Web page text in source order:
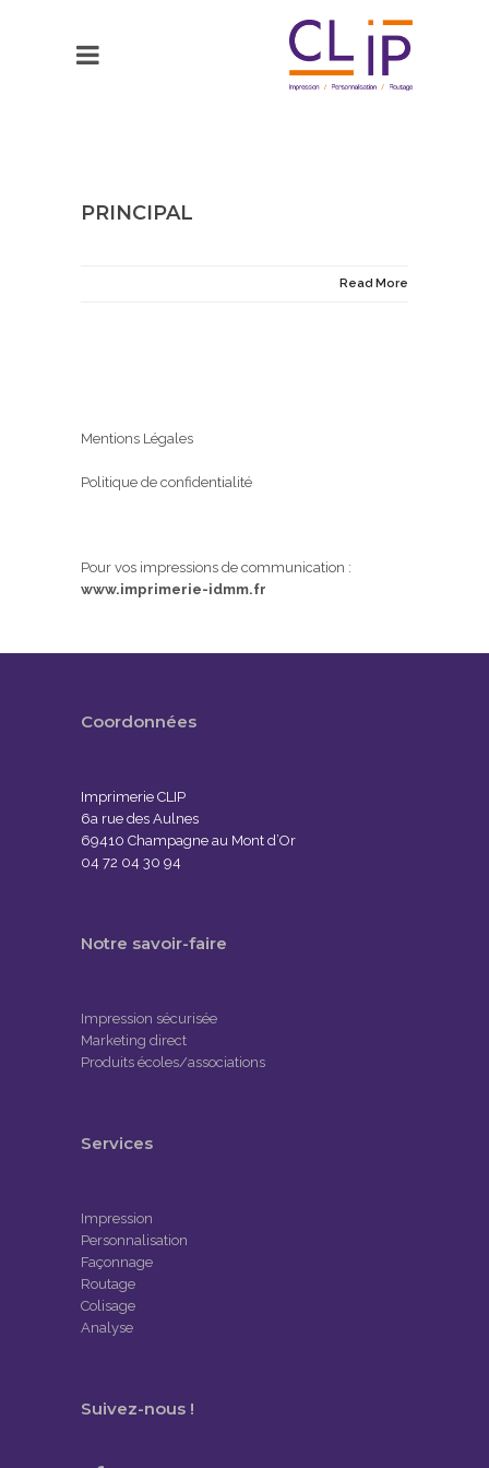
PRINCIPAL
Read More
Mentions Légales
Politique de confidentialité
Pour vos impressions de communication :
www.imprimerie-idmm.fr
Coordonnées
Imprimerie CLIP
6a rue des Aulnes
69410 Champagne au Mont d’Or
04 72 04 30 94
Notre savoir-faire
Impression sécurisée
Marketing direct
Produits écoles/associations
Services
Impression
Personnalisation
Façonnage
Routage
Colisage
Analyse
Suivez-nous !